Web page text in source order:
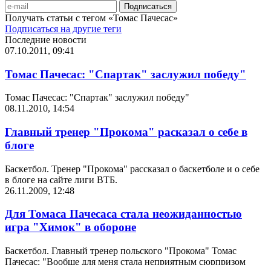
Получать статьи с тегом «Томас Пачесас»
Подписаться на другие теги
Последние новости
07.10.2011, 09:41
Томас Пачесас: "Спартак" заслужил победу"
Томас Пачесас: "Спартак" заслужил победу"
08.11.2010, 14:54
Главный тренер "Прокома" расказал о себе в
блоге
Баскетбол. Тренер "Прокома" рассказал о баскетболе и о себе
в блоге на сайте лиги ВТБ.
26.11.2009, 12:48
Для Томаса Пачесаса стала неожиданностью
игра "Химок" в обороне
Баскетбол. Главный тренер польского "Прокома" Томас
Пачесас: "Вообще для меня стала неприятным сюрпризом